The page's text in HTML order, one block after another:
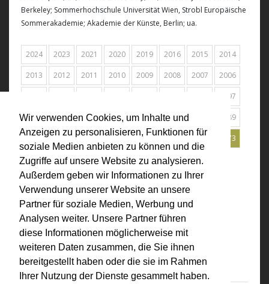
Wir verwenden Cookies, um Inhalte und
Anzeigen zu personalisieren, Funktionen für
soziale Medien anbieten zu können und die
Zugriffe auf unsere Website zu analysieren.
Außerdem geben wir Informationen zu Ihrer
Verwendung unserer Website an unsere
Partner für soziale Medien, Werbung und
Analysen weiter. Unsere Partner führen
diese Informationen möglicherweise mit
weiteren Daten zusammen, die Sie ihnen
bereitgestellt haben oder die sie im Rahmen
Ihrer Nutzung der Dienste gesammelt haben.
Berkeley; Sommerhochschule Universität Wien, Strobl Europäische
Sommerakademie; Akademie der Künste, Berlin; ua.
2024 2023 2021 2020 2019 2016 2015 2014
2013 2012 2011 2010 2009 2008 2007 2006
1997
1996 1995 1994 1993 1992 1991 1989
1988 1987 1984 1978 1977 1976 1975 1973
Alle
1973
steirischer herbst, Graz (AT)
Audiovisuelle Botschaften,
Dreiländerbiennale Trigon '73